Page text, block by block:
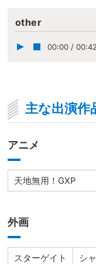
other
00:00 / 00:42
主な出演作
アニメ
天地無用！GXP
外画
スターゲイト
シ